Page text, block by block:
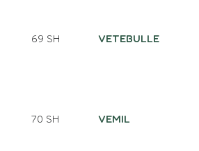
69 SH VETEBULLE
70 SH VEMIL